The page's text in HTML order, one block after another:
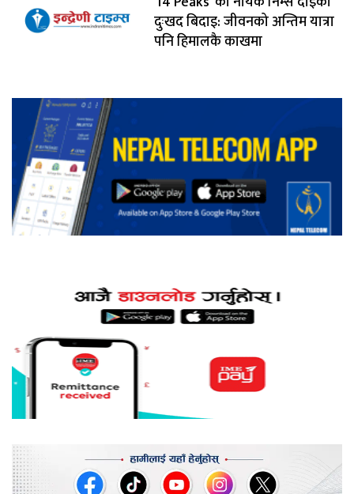
दुःखद बिदाइ: जीवनको अन्तिम यात्रा
पनि हिमालकै काखमा